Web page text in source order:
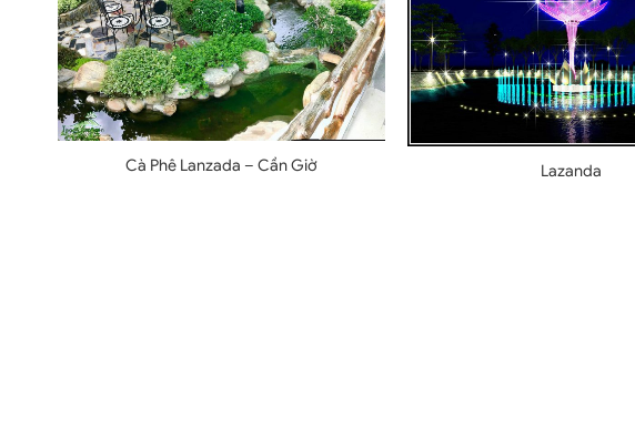
Cà Phê Lanzada – Cần Giờ Lazanda